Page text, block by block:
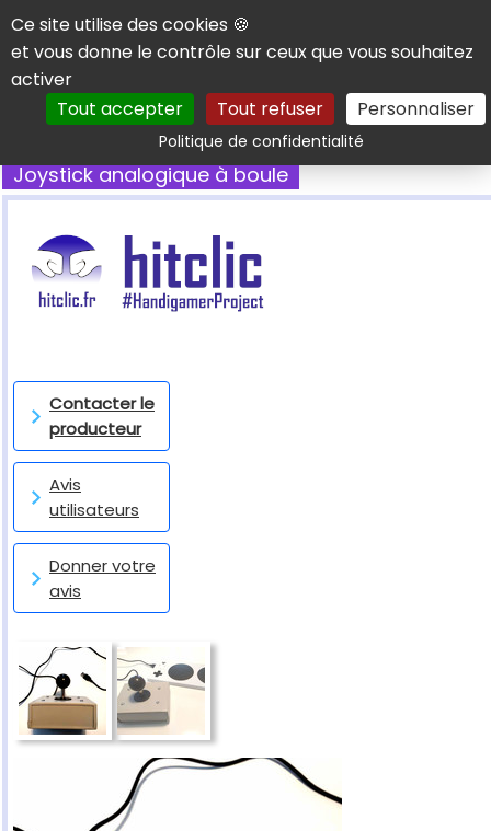
Panneau de gestion des cookies
Ce site utilise des cookies 🍪
et vous donne le contrôle sur ceux que vous souhaitez
activer
Tout accepter
Tout refuser Personnaliser
Politique de confidentialitéRechercher
Joystick analogique à boule
Contacter le
producteur
Avis
utilisateurs
Donner votre
avis